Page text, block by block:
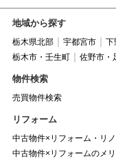
地域から探す
栃木県北部 宇都宮市 下
栃木市・壬生町
佐野市・
物件検索
売買物件検索
リフォーム
中古物件×リフォーム・リ
中古物件×リフォームのメリ